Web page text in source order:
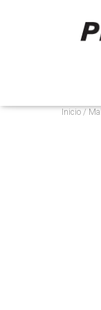
Inicio/